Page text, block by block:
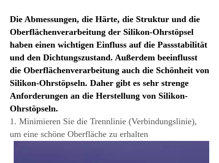
Die Abmessungen, die Härte, die Struktur und die
Oberflächenverarbeitung der Silikon-Ohrstöpsel
haben einen wichtigen Einfluss auf die Passstabilität
und den Dichtungszustand. Außerdem beeinflusst
die Oberflächenverarbeitung auch die Schönheit von
Silikon-Ohrstöpseln. Daher gibt es sehr strenge
Anforderungen an die Herstellung von Silikon-
Ohrstöpseln.
1. Minimieren Sie die Trennlinie (Verbindungslinie),
um eine schöne Oberfläche zu erhalten